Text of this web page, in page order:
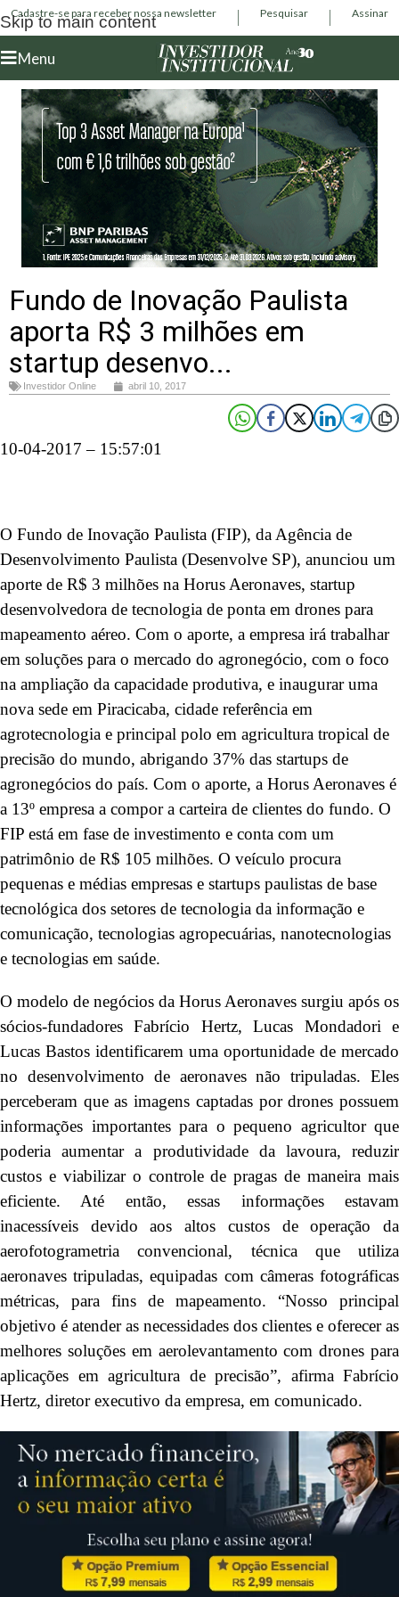
Skip to main content
Cadastre-se para receber nossa newsletter Pesquisar Assinar
Menu
Fundo de Inovação Paulista
aporta R$ 3 milhões em
startup desenvo...
Investidor Online abril 10, 2017
10-04-2017 – 15:57:01
O Fundo de Inovação Paulista (FIP), da Agência de
Desenvolvimento Paulista (Desenvolve SP), anunciou um
aporte de R$ 3 milhões na Horus Aeronaves, startup
desenvolvedora de tecnologia de ponta em drones para
mapeamento aéreo. Com o aporte, a empresa irá trabalhar
em soluções para o mercado do agronegócio, com o foco
na ampliação da capacidade produtiva, e inaugurar uma
nova sede em Piracicaba, cidade referência em
agrotecnologia e principal polo em agricultura tropical de
precisão do mundo, abrigando 37% das startups de
agronegócios do país. Com o aporte, a Horus Aeronaves é
a 13º empresa a compor a carteira de clientes do fundo. O
FIP está em fase de investimento e conta com um
patrimônio de R$ 105 milhões. O veículo procura
pequenas e médias empresas e startups paulistas de base
tecnológica dos setores de tecnologia da informação e
comunicação, tecnologias agropecuárias, nanotecnologias
e tecnologias em saúde.
O modelo de negócios da Horus Aeronaves surgiu após os
sócios-fundadores Fabrício Hertz, Lucas Mondadori e
Lucas Bastos identificarem uma oportunidade de mercado
no desenvolvimento de aeronaves não tripuladas. Eles
perceberam que as imagens captadas por drones possuem
informações importantes para o pequeno agricultor que
poderia aumentar a produtividade da lavoura, reduzir
custos e viabilizar o controle de pragas de maneira mais
eficiente. Até então, essas informações estavam
inacessíveis devido aos altos custos de operação da
aerofotogrametria convencional, técnica que utiliza
aeronaves tripuladas, equipadas com câmeras fotográficas
métricas, para fins de mapeamento. “Nosso principal
objetivo é atender as necessidades dos clientes e oferecer as
melhores soluções em aerolevantamento com drones para
aplicações em agricultura de precisão”, afirma Fabrício
Hertz, diretor executivo da empresa, em comunicado.